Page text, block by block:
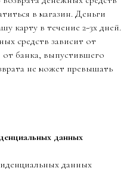
в магазин. Деньги
карту в течение 2−3х дней.
средств зависит от
от банка, выпустившего
не может превышать
данных
данных